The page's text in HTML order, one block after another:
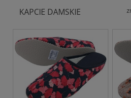
KAPCIE DAMSKIE